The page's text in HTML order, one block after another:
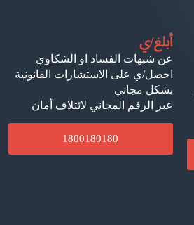
أبلغ/ي
عن شبهات الفساد او الشكاوي
احصل/ي على الاستشارات القانونية
بشكل مجاني
عبر الرقم المجاني لائتلاف أمان
1800180180